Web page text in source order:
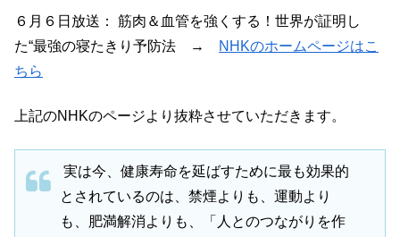
６月６日放送： 筋肉＆血管を強くする！世界が証明し
た“最強の寝たきり予防法 →
NHKのホームページはこ
ちら
上記のNHKのページより抜粋させていただきます。
実は今、健康寿命を延ばすために最も効果的
とされているのは、禁煙よりも、運動より
も、肥満解消よりも、「人とのつながりを作